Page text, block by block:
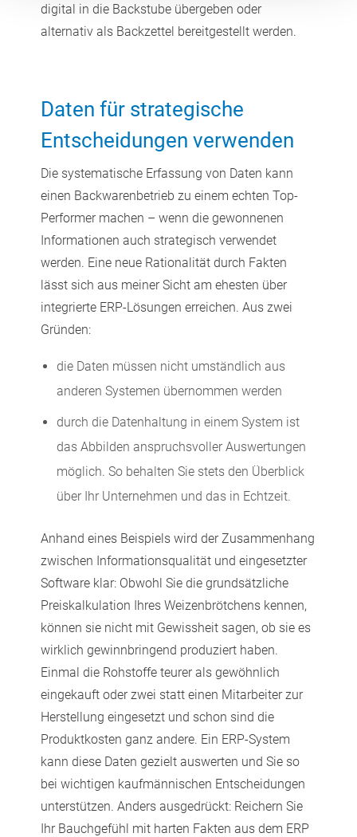
digital in die Backstube übergeben oder
alternativ als Backzettel bereitgestellt werden.
Daten für strategische
Entscheidungen verwenden
Die systematische Erfassung von Daten kann
einen Backwarenbetrieb zu einem echten Top-
Performer machen – wenn die gewonnenen
Informationen auch strategisch verwendet
werden. Eine neue Rationalität durch Fakten
lässt sich aus meiner Sicht am ehesten über
integrierte ERP-Lösungen erreichen. Aus zwei
Gründen:
die Daten müssen nicht umständlich aus
anderen Systemen übernommen werden
durch die Datenhaltung in einem System ist
das Abbilden anspruchsvoller Auswertungen
möglich. So behalten Sie stets den Überblick
über Ihr Unternehmen und das in Echtzeit.
Anhand eines Beispiels wird der Zusammenhang
zwischen Informationsqualität und eingesetzter
Software klar: Obwohl Sie die grundsätzliche
Preiskalkulation Ihres Weizenbrötchens kennen,
können sie nicht mit Gewissheit sagen, ob sie es
wirklich gewinnbringend produziert haben.
Einmal die Rohstoffe teurer als gewöhnlich
eingekauft oder zwei statt einen Mitarbeiter zur
Herstellung eingesetzt und schon sind die
Produktkosten ganz andere. Ein ERP-System
kann diese Daten gezielt auswerten und Sie so
bei wichtigen kaufmännischen Entscheidungen
unterstützen. Anders ausgedrückt: Reichern Sie
Ihr Bauchgefühl mit harten Fakten aus dem ERP